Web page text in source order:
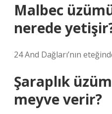
Malbec
nerede
24 And Dağları’nın
Şaraplık
meyve verir?